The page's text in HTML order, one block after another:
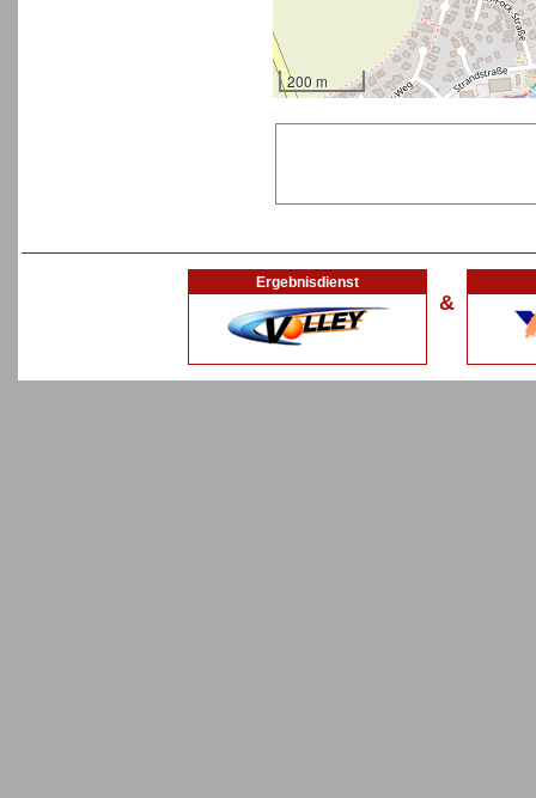
200 m
Ergebnisdienst
&